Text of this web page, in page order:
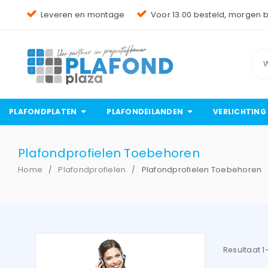
Leveren en montage Voor 13.00 besteld, morgen
PLAFONDPLATEN PLAFONDEILANDEN VERLICHTING
Plafondprofielen Toebehoren
Home / Plafondprofielen / Plafondprofielen Toebehoren
Resultaat